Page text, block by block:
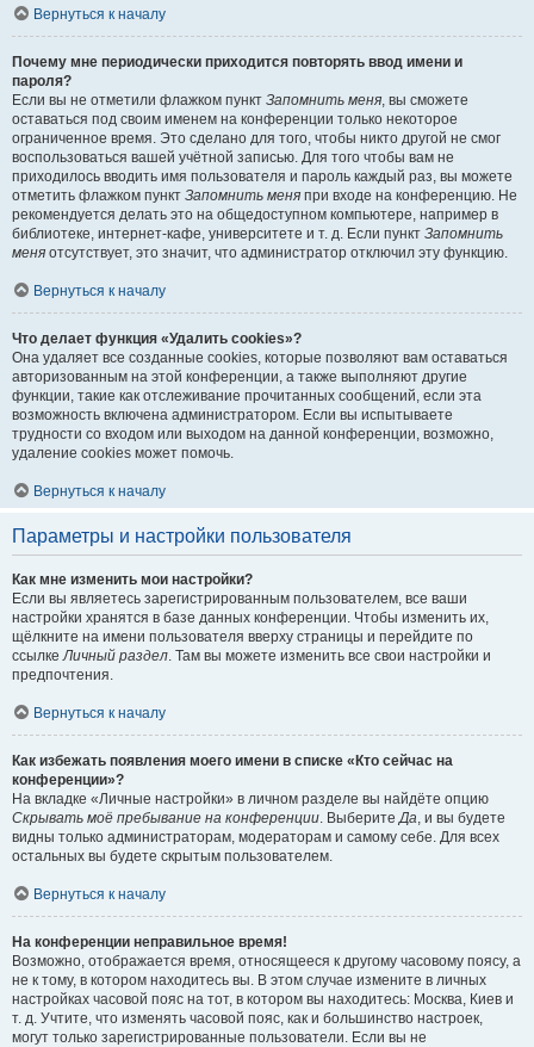
Вернуться к началу
Почему мне периодически приходится повторять ввод имени и
пароля?
Если вы не отметили флажком пункт Запомнить меня, вы сможете
оставаться под своим именем на конференции только некоторое
ограниченное время. Это сделано для того, чтобы никто другой не смог
воспользоваться вашей учётной записью. Для того чтобы вам не
приходилось вводить имя пользователя и пароль каждый раз, вы можете
отметить флажком пункт Запомнить меня при входе на конференцию. Не
рекомендуется делать это на общедоступном компьютере, например в
библиотеке, интернет-кафе, университете и т. д. Если пункт Запомнить
меня отсутствует, это значит, что администратор отключил эту функцию.
Вернуться к началу
Что делает функция «Удалить cookies»?
Она удаляет все созданные cookies, которые позволяют вам оставаться
авторизованным на этой конференции, а также выполняют другие
функции, такие как отслеживание прочитанных сообщений, если эта
возможность включена администратором. Если вы испытываете
трудности со входом или выходом на данной конференции, возможно,
удаление cookies может помочь.
Вернуться к началу
Параметры и настройки пользователя
Как мне изменить мои настройки?
Если вы являетесь зарегистрированным пользователем, все ваши
настройки хранятся в базе данных конференции. Чтобы изменить их,
щёлкните на имени пользователя вверху страницы и перейдите по
ссылкеЛичный раздел. Там вы можете изменить все свои настройки и
предпочтения.
Вернуться к началу
Как избежать появления моего имени в списке «Кто сейчас на
конференции»?
На вкладке «Личные настройки» в личном разделе вы найдёте опцию
Скрывать моё пребывание на конференции. ВыберитеДа, и вы будете
видны только администраторам, модераторам и самому себе. Для всех
остальных вы будете скрытым пользователем.
Вернуться к началу
На конференции неправильное время!
Возможно, отображается время, относящееся к другому часовому поясу, а
не к тому, в котором находитесь вы. В этом случае измените в личных
настройках часовой пояс на тот, в котором вы находитесь: Москва, Киев и
т. д. Учтите, что изменять часовой пояс, как и большинство настроек,
могут только зарегистрированные пользователи. Если вы не